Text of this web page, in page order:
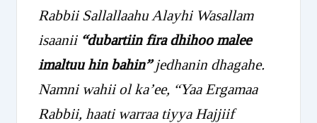
Rabbii Sallallaahu Alayhi Wasallam
isaanii “dubartiin fira dhihoo malee
imaltuu hin bahin”jedhanin dhagahe.
Namni wahii ol ka’ee, “Yaa Ergamaa
Rabbii, haati warraa tiyya Hajjiif